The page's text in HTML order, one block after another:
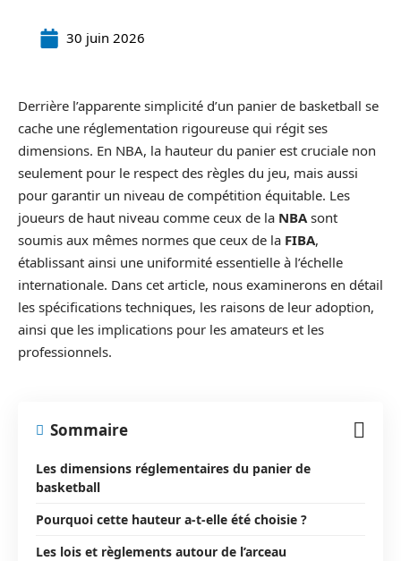
30 juin 2026
Derrière l’apparente simplicité d’un panier de basketball se
cache une réglementation rigoureuse qui régit ses
dimensions. En NBA, la hauteur du panier est cruciale non
seulement pour le respect des règles du jeu, mais aussi
pour garantir un niveau de compétition équitable. Les
joueurs de haut niveau comme ceux de la NBAsont
soumis aux mêmes normes que ceux de la FIBA,
établissant ainsi une uniformité essentielle à l’échelle
internationale. Dans cet article, nous examinerons en détail
les spécifications techniques, les raisons de leur adoption,
ainsi que les implications pour les amateurs et les
professionnels.
Sommaire
Les dimensions réglementaires du panier de
basketball
Pourquoi cette hauteur a-t-elle été choisie ?
Les lois et règlements autour de l’arceau